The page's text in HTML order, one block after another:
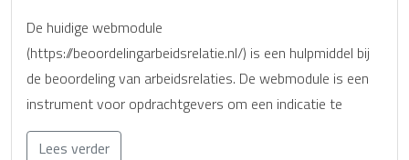
De huidige webmodule
(https://beoordelingarbeidsrelatie.nl/) is een hulpmiddel bij
de beoordeling van arbeidsrelaties. De webmodule is een
instrument voor opdrachtgevers om een indicatie te
Lees verder